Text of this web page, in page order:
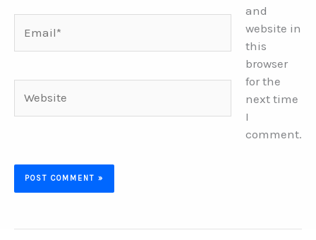
and
website in
this
browser
for the
next time
I
comment.